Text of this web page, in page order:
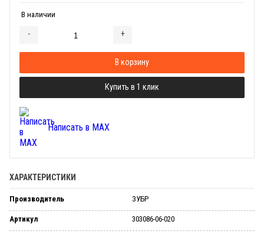
В наличии
- +
В корзину
Купить в 1 клик
Написать в MAX
ХАРАКТЕРИСТИКИ
Производитель ЗУБР
Артикул 303086-06-020